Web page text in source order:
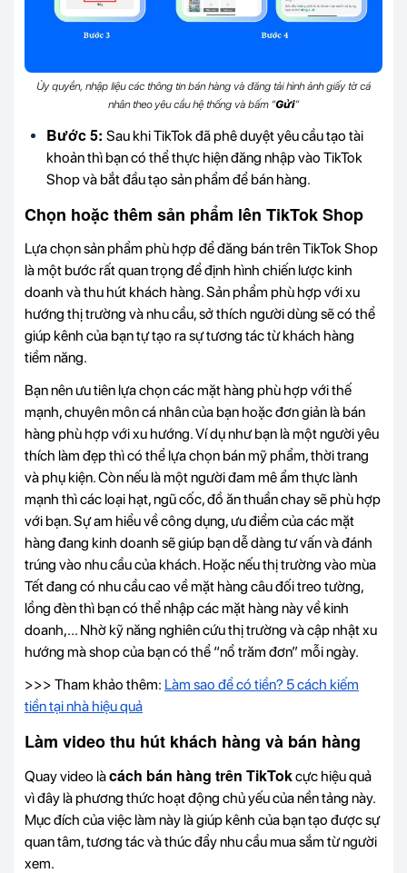
Ủy quyền, nhập liệu các thông tin bán hàng và đăng tải hình ảnh giấy tờ cá
nhân theo yêu cầu hệ thống và bấm “Gửi”
Bước 5: Sau khi TikTok đã phê duyệt yêu cầu tạo tài
khoản thì bạn có thể thực hiện đăng nhập vào TikTok
Shop và bắt đầu tạo sản phẩm để bán hàng.
Chọn hoặc thêm sản phẩm lên TikTok Shop
Lựa chọn sản phẩm phù hợp để đăng bán trên TikTok Shop
là một bước rất quan trọng để định hình chiến lược kinh
doanh và thu hút khách hàng. Sản phẩm phù hợp với xu
hướng thị trường và nhu cầu, sở thích người dùng sẽ có thể
giúp kênh của bạn tự tạo ra sự tương tác từ khách hàng
tiềm năng.
Bạn nên ưu tiên lựa chọn các mặt hàng phù hợp với thế
mạnh, chuyên môn cá nhân của bạn hoặc đơn giản là bán
hàng phù hợp với xu hướng. Ví dụ như bạn là một người yêu
thích làm đẹp thì có thể lựa chọn bán mỹ phẩm, thời trang
và phụ kiện. Còn nếu là một người đam mê ẩm thực lành
mạnh thì các loại hạt, ngũ cốc, đồ ăn thuần chay sẽ phù hợp
với bạn. Sự am hiểu về công dụng, ưu điểm của các mặt
hàng đang kinh doanh sẽ giúp bạn dễ dàng tư vấn và đánh
trúng vào nhu cầu của khách. Hoặc nếu thị trường vào mùa
Tết đang có nhu cầu cao về mặt hàng câu đối treo tường,
lồng đèn thì bạn có thể nhập các mặt hàng này về kinh
doanh,... Nhờ kỹ năng nghiên cứu thị trường và cập nhật xu
hướng mà shop của bạn có thể “nổ trăm đơn” mỗi ngày.
>>> Tham khảo thêm: Làm sao để có tiền? 5 cách kiếm
tiền tại nhà hiệu quả
Làm video thu hút khách hàng và bán hàng
Quay video làcách bán hàng trên TikTokcực hiệu quả
vì đây là phương thức hoạt động chủ yếu của nền tảng này.
Mục đích của việc làm này là giúp kênh của bạn tạo được sự
quan tâm, tương tác và thúc đẩy nhu cầu mua sắm từ người
xem.